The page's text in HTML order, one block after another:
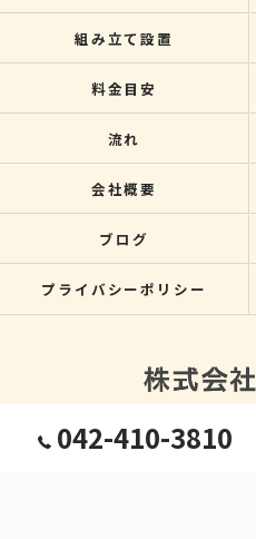
042-410-3810
組み立て設置
料金目安
流れ
会社概要
ブログ
プライバシーポリシー
© 2026 関東のクレーン搬入なら株式